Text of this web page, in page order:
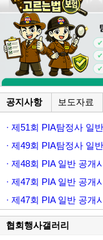
공지사항 보도자료
· 제51회 PIA탐정사 일
· 제49회 PIA탐정사 일
· 제48회 PIA 일반 공개
· 제47회 PIA 일반 공개
· 제47회 PIA 일반 공개
협회행사갤러리